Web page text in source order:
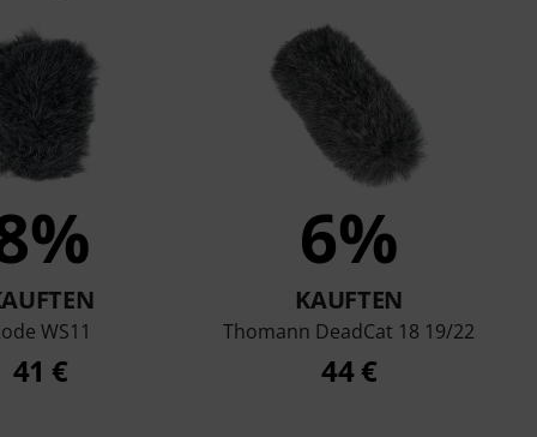
WS11
41 €
6%
KAUFTEN
Thomann DeadCat 18 19/22
44 €